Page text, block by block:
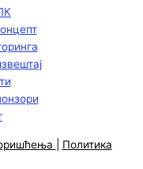
Политика